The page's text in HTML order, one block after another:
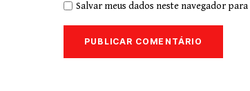
Salvar meus dados neste navegador